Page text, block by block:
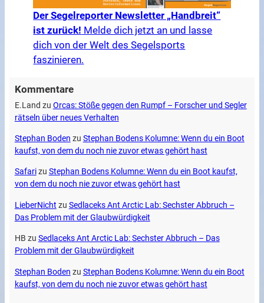
Der Segelreporter Newsletter „Handbreit“
ist zurück! Melde dich jetzt an und lasse
dich von der Welt des Segelsports
faszinieren.
Kommentare
E.Land zu Orcas: Stöße gegen den Rumpf – Forscher und Segler
rätseln über neues Verhalten
Stephan Boden zu Stephan Bodens Kolumne: Wenn du ein Boot
kaufst, von dem du noch nie zuvor etwas gehört hast
Safarizu Stephan Bodens Kolumne: Wenn du ein Boot kaufst,
von dem du noch nie zuvor etwas gehört hast
LieberNicht zu Sedlaceks Ant Arctic Lab: Sechster Abbruch –
Das Problem mit der Glaubwürdigkeit
HB zu Sedlaceks Ant Arctic Lab: Sechster Abbruch – Das
Problem mit der Glaubwürdigkeit
Stephan Boden zu Stephan Bodens Kolumne: Wenn du ein Boot
kaufst, von dem du noch nie zuvor etwas gehört hast